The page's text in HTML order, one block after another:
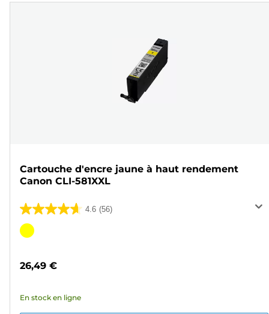
Cartouche d'encre jaune à haut rendement
Canon CLI-581XXL
4.6 (56)
4.6
sur
56
Cartouche
26,49 €
En stock en ligne